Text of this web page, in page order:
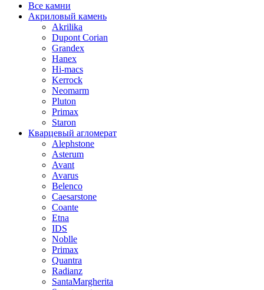
Все камни
Акриловый камень
Akrilika
Dupont Corian
Grandex
Hanex
Hi-macs
Kerrock
Neomarm
Pluton
Primax
Staron
Кварцевый агломерат
Alephstone
Asterum
Avant
Avarus
Belenco
Caesarstone
Coante
Etna
IDS
Noblle
Primax
Quantra
Radianz
SantaMargherita